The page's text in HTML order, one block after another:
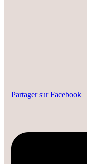
Partager sur Facebook